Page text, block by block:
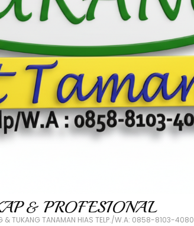
& PROFESIONAL
& TUKANG TANAMAN HIAS TELP./W.A: 0858-8103-4080